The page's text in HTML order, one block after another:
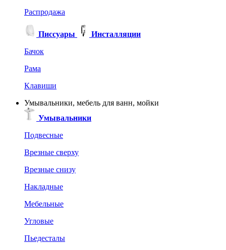
Распродажа
Писсуары
Инсталляции
Бачок
Рама
Клавиши
Умывальники, мебель для ванн, мойки
Умывальники
Подвесные
Врезные сверху
Врезные снизу
Накладные
Мебельные
Угловые
Пьедесталы